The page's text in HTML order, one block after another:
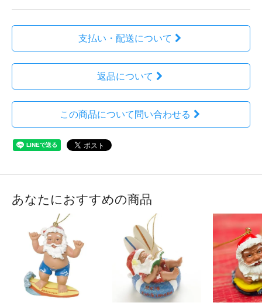
支払い・配送について
返品について
この商品について問い合わせる
あなたにおすすめの商品